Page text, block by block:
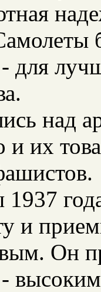
для
над
и их
и
Он